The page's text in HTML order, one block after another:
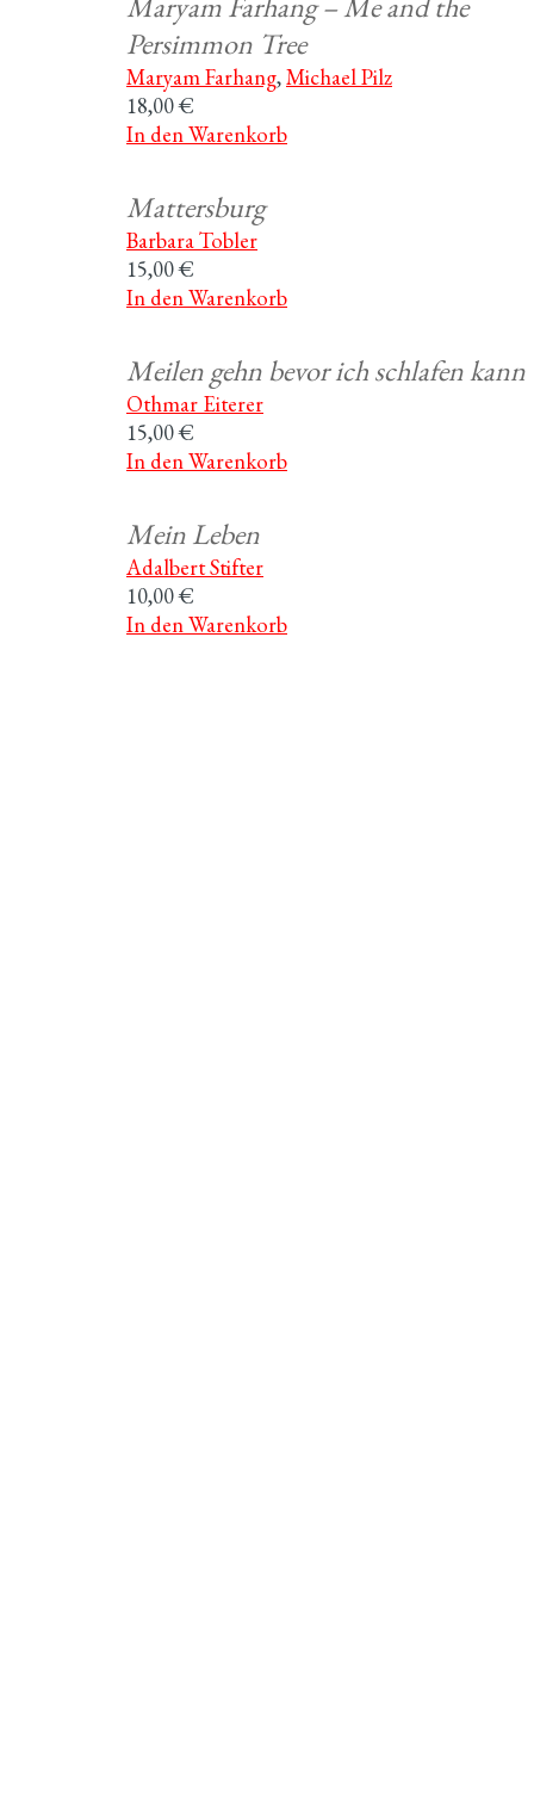
Persimmon Tree
Maryam Farhang,Michael Pilz
18,00 €
In den Warenkorb
Mattersburg
Barbara Tobler
15,00 €
In den Warenkorb
Meilen gehn bevor ich schlafen kann
Othmar Eiterer
15,00 €
In den Warenkorb
Mein Leben
Adalbert Stifter
10,00 €
In den Warenkorb